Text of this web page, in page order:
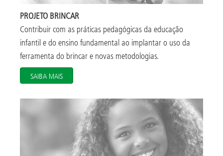
PROJETO BRINCAR
Contribuir com as práticas pedagógicas da educação
infantil e do ensino fundamental ao implantar o uso da
ferramenta do brincar e novas metodologias.
SAIBA MAIS